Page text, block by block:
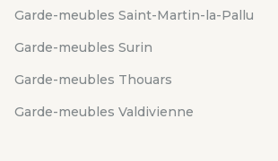
Garde-meubles Saint-Martin-la-Pallu
Garde-meubles Surin
Garde-meubles Thouars
Garde-meubles Valdivienne